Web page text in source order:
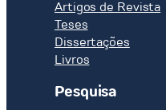
Artigos de Revista
Teses
Dissertações
Livros
Pesquisa